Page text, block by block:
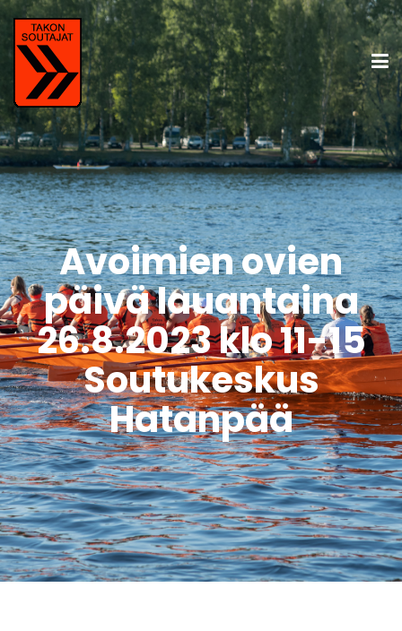
Avoimien ovien
päivä lauantaina
26.8.2023 klo 11-15
Soutukeskus
Hatanpää